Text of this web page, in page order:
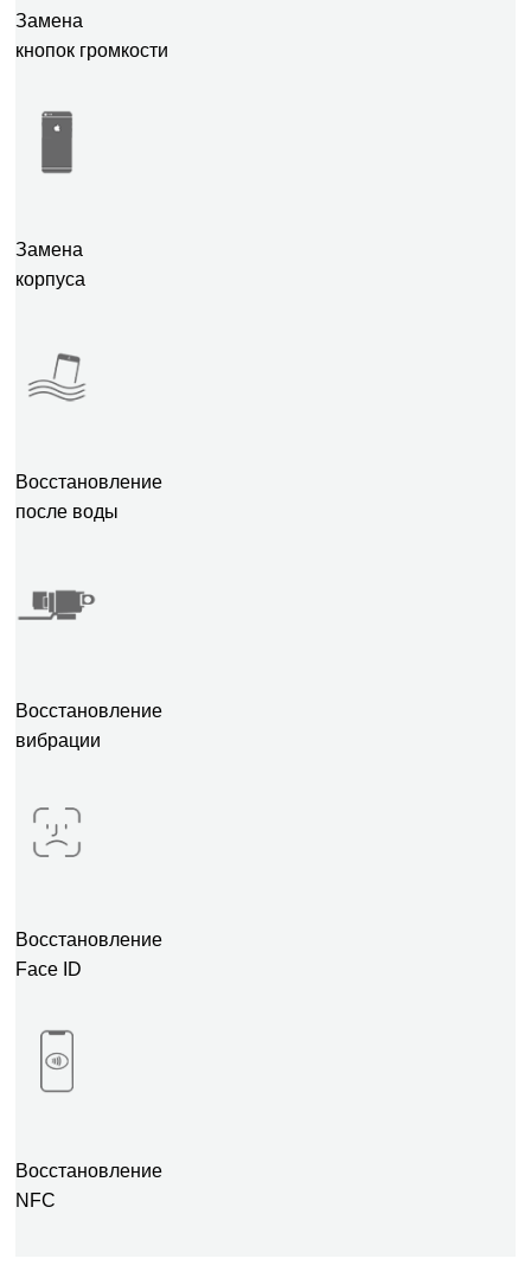
Замена
кнопок громкости
Замена
корпуса
Восстановление
после воды
Восстановление
вибрации
Восстановление
Face ID
Восстановление
NFC